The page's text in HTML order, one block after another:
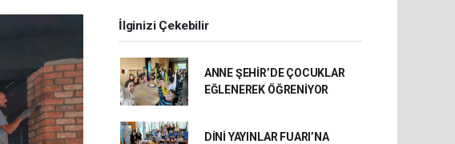
İlginizi Çekebilir
ANNE ŞEHİR’DE ÇOCUKLAR
EĞLENEREK ÖĞRENİYOR
DİNİ YAYINLAR FUARI’NA